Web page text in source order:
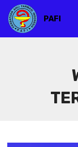
PAFI